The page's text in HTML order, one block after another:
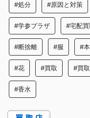
#処分 #原因と対策
#学参プラザ #宅配買
#断捨離 #服 #本
#花 #買取 #買
#香水